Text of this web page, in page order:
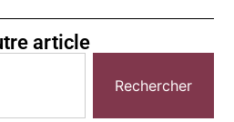
article
Rechercher